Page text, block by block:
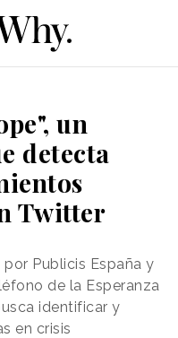
un
detecta
Twitter
Publicis España y
de la Esperanza
identificar y
en crisis